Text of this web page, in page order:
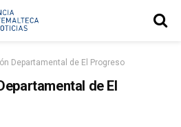
Departamental de El Progreso
de El